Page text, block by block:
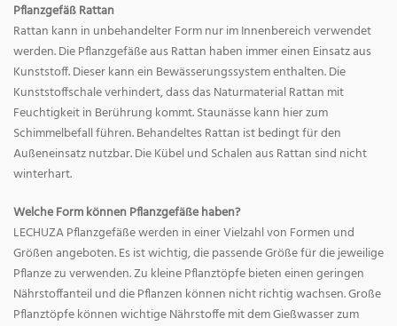
Pflanzgefäß Rattan
Rattan kann in unbehandelter Form nur im Innenbereich verwendet
werden. Die Pflanzgefäße aus Rattan haben immer einen Einsatz aus
Kunststoff. Dieser kann ein Bewässerungssystem enthalten. Die
Kunststoffschale verhindert, dass das Naturmaterial Rattan mit
Feuchtigkeit in Berührung kommt. Staunässe kann hier zum
Schimmelbefall führen. Behandeltes Rattan ist bedingt für den
Außeneinsatz nutzbar. Die Kübel und Schalen aus Rattan sind nicht
winterhart.
Welche Form können Pflanzgefäße haben?
LECHUZA Pflanzgefäße werden in einer Vielzahl von Formen und
Größen angeboten. Es ist wichtig, die passende Größe für die jeweilige
Pflanze zu verwenden. Zu kleine Pflanztöpfe bieten einen geringen
Nährstoffanteil und die Pflanzen können nicht richtig wachsen. Große
Pflanztöpfe können wichtige Nährstoffe mit dem Gießwasser zum